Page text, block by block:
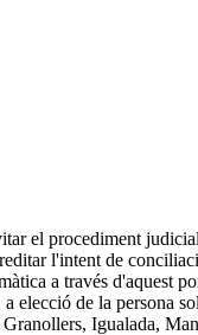
el procediment
l'intent de
a través d'aquest
de la persona
Igualada,